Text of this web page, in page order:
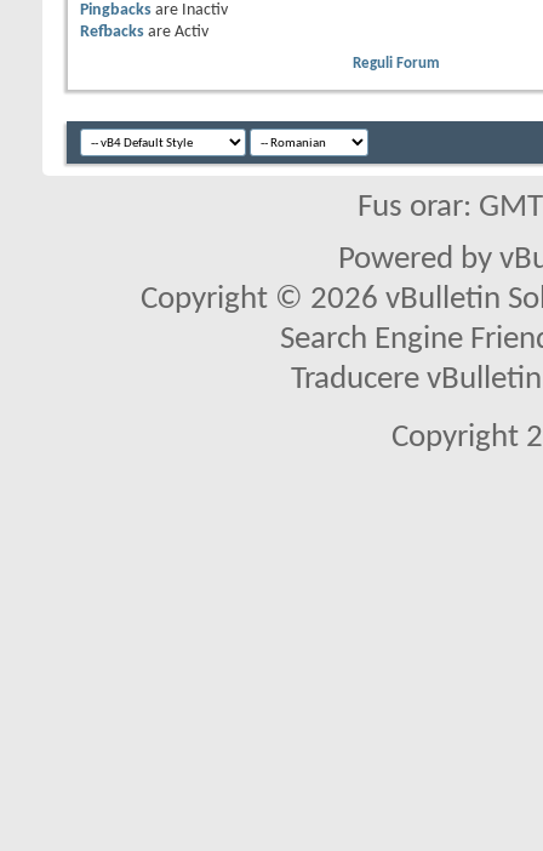
Pingbacks are
Inactiv
Refbacks are Activ
Reguli Forum
Fus orar:
Powered by
Copyright © 2026 vBulletin
Search Engine
Traducere
Copyright